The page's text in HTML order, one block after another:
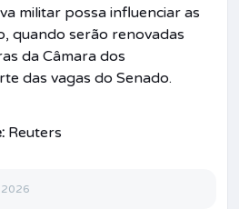
militar possa influenciar as
quando serão renovadas
da Câmara dos
das vagas do Senado.
Reuters
2026